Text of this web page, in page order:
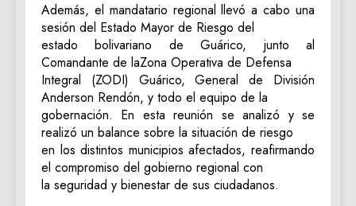
Además, el mandatario regional llevó a cabo una
sesión del Estado Mayor de Riesgo del
estado bolivariano de Guárico, junto al
Comandante de laZona Operativa de Defensa
Integral (ZODI) Guárico, General de División
Anderson Rendón, y todo el equipo de la
gobernación. En esta reunión se analizó y se
realizó un balance sobre la situación de riesgo
en los distintos municipios afectados, reafirmando
el compromiso del gobierno regional con
la seguridad y bienestar de sus ciudadanos.